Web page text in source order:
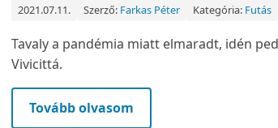
2021.07.11. Szerző: Farkas Péter Kategória: Futás
Tavaly a pandémia miatt elmaradt, idén
Vivicittá.
Tovább olvasom